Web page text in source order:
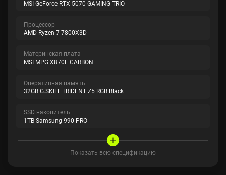
MSI GeForce RTX 5070 GAMING TRIO
Процессор
AMD Ryzen 7 7800X3D
Материнская плата
MSI MPG X870E CARBON
Оперативная память
32GB G.SKILL TRIDENT Z5 RGB Black
SSD накопитель
1TB Samsung 990 PRO
Показать всю спецификацию